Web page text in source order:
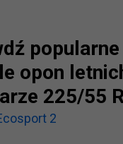
popularne
opon
225/55
2